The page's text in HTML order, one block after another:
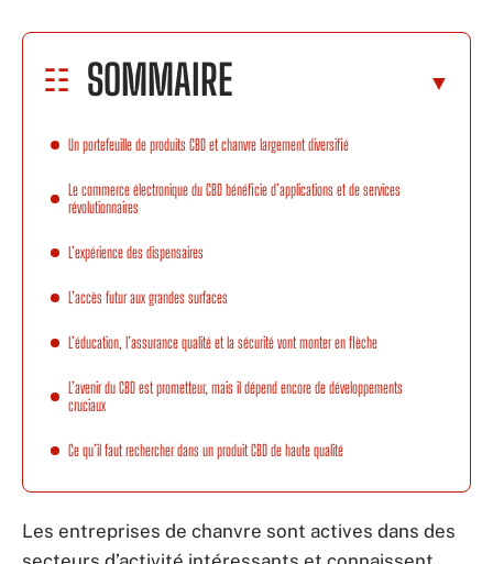
SOMMAIRE
Un portefeuille de produits CBD et chanvre largement diversifié
Le commerce électronique du CBD bénéficie d’applications et de services
révolutionnaires
L’expérience des dispensaires
L’accès futur aux grandes surfaces
L’éducation, l’assurance qualité et la sécurité vont monter en flèche
L’avenir du CBD est prometteur, mais il dépend encore de développements
cruciaux
Ce qu’il faut rechercher dans un produit CBD de haute qualité
Les entreprises de chanvre sont actives dans des